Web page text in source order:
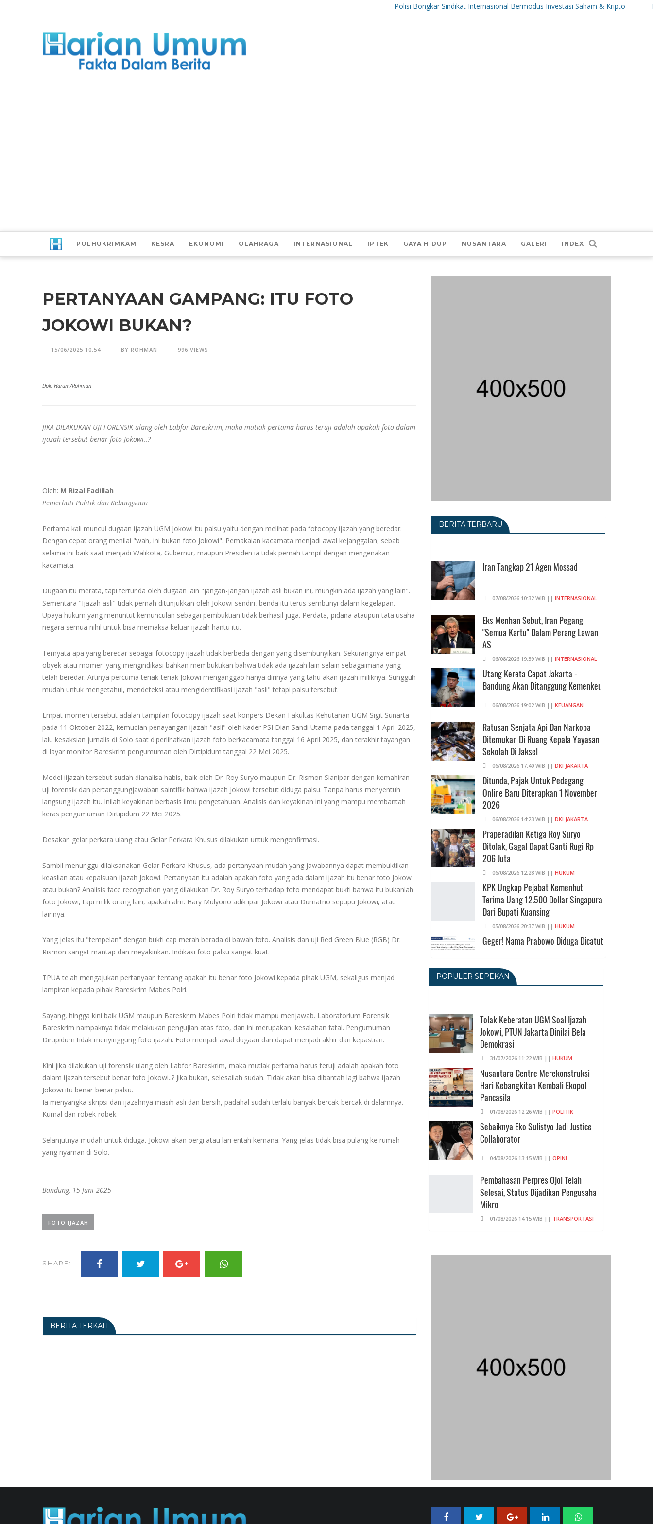
Polisi Bongkar Sindikat Internasional Bermodus Investasi Saham & Kripto
POLHUKRIMKAM KESRA EKONOMI OLAHRAGA INTERNASIONAL IPTEK GAYA HIDUP NUSANTARA GALERI INDEX
PERTANYAAN GAMPANG: ITU FOTO
JOKOWI BUKAN?
15/06/2025 10:54 BY ROHMAN 996 VIEWS
Dok: Harum/Rohman
JIKA DILAKUKAN UJI FORENSIK ulang oleh Labfor Bareskrim, maka mutlak pertama harus teruji adalah apakah foto dalam
ijazah tersebut benar foto Jokowi..?
------------------------
Oleh: M Rizal Fadillah
Pemerhati Politik dan Kebangsaan
Pertama kali muncul dugaan ijazah UGM Jokowi itu palsu yaitu dengan melihat pada fotocopy ijazah yang beredar.
Dengan cepat orang menilai "wah, ini bukan foto Jokowi". Pemakaian kacamata menjadi awal kejanggalan, sebab
selama ini baik saat menjadi Walikota, Gubernur, maupun Presiden ia tidak pernah tampil dengan mengenakan
kacamata.
Dugaan itu merata, tapi tertunda oleh dugaan lain "jangan-jangan ijazah asli bukan ini, mungkin ada ijazah yang lain".
Sementara "Ijazah asli" tidak pernah ditunjukkan oleh Jokowi sendiri, benda itu terus sembunyi dalam kegelapan.
Upaya hukum yang menuntut kemunculan sebagai pembuktian tidak berhasil juga. Perdata, pidana ataupun tata usaha
negara semua nihil untuk bisa memaksa keluar ijazah hantu itu.
Ternyata apa yang beredar sebagai fotocopy ijazah tidak berbeda dengan yang disembunyikan. Sekurangnya empat
obyek atau momen yang mengindikasi bahkan membuktikan bahwa tidak ada ijazah lain selain sebagaimana yang
telah beredar. Artinya percuma teriak-teriak Jokowi menganggap hanya dirinya yang tahu akan ijazah miliknya. Sungguh
mudah untuk mengetahui, mendeteksi atau mengidentifikasi ijazah "asli" tetapi palsu tersebut.
Empat momen tersebut adalah tampilan fotocopy ijazah saat konpers Dekan Fakultas Kehutanan UGM Sigit Sunarta
pada 11 Oktober 2022, kemudian penayangan ijazah "asli" oleh kader PSI Dian Sandi Utama pada tanggal 1 April 2025,
lalu kesaksian jurnalis di Solo saat diperlihatkan ijazah foto berkacamata tanggal 16 April 2025, dan terakhir tayangan
di layar monitor Bareskrim pengumuman oleh Dirtipidum tanggal 22 Mei 2025.
Model iijazah tersebut sudah dianalisa habis, baik oleh Dr. Roy Suryo maupun Dr. Rismon Sianipar dengan kemahiran
uji forensik dan pertanggungjawaban saintifik bahwa ijazah Jokowi tersebut diduga palsu. Tanpa harus menyentuh
langsung ijazah itu. Inilah keyakinan berbasis ilmu pengetahuan. Analisis dan keyakinan ini yang mampu membantah
keras pengumuman Dirtipidum 22 Mei 2025.
Desakan gelar perkara ulang atau Gelar Perkara Khusus dilakukan untuk mengonfirmasi.
Sambil menunggu dilaksanakan Gelar Perkara Khusus, ada pertanyaan mudah yang jawabannya dapat membuktikan
keaslian atau kepalsuan ijazah Jokowi. Pertanyaan itu adalah apakah foto yang ada dalam ijazah itu benar foto Jokowi
atau bukan? Analisis face recognation yang dilakukan Dr. Roy Suryo terhadap foto mendapat bukti bahwa itu bukanlah
foto Jokowi, tapi milik orang lain, apakah alm. Hary Mulyono adik ipar Jokowi atau Dumatno sepupu Jokowi, atau
lainnya.
Yang jelas itu "tempelan" dengan bukti cap merah berada di bawah foto. Analisis dan uji Red Green Blue (RGB) Dr.
Rismon sangat mantap dan meyakinkan. Indikasi foto palsu sangat kuat.
TPUA telah mengajukan pertanyaan tentang apakah itu benar foto Jokowi kepada pihak UGM, sekaligus menjadi
lampiran kepada pihak Bareskrim Mabes Polri.
Sayang, hingga kini baik UGM maupun Bareskrim Mabes Polri tidak mampu menjawab. Laboratorium Forensik
Bareskrim nampaknya tidak melakukan pengujian atas foto, dan ini merupakan kesalahan fatal. Pengumuman
Dirtipidum tidak menyinggung foto ijazah. Foto menjadi awal dugaan dan dapat menjadi akhir dari kepastian.
Kini jika dilakukan uji forensik ulang oleh Labfor Bareskrim, maka mutlak pertama harus teruji adalah apakah foto
dalam ijazah tersebut benar foto Jokowi..? Jika bukan, selesailah sudah. Tidak akan bisa dibantah lagi bahwa ijazah
Jokowi itu benar-benar palsu.
Ia menyangka skripsi dan ijazahnya masih asli dan bersih, padahal sudah terlalu banyak bercak-bercak di dalamnya.
Kumal dan robek-robek.
Selanjutnya mudah untuk diduga, Jokowi akan pergi atau lari entah kemana. Yang jelas tidak bisa pulang ke rumah
yang nyaman di Solo.
Bandung, 15 Juni 2025
FOTO IJAZAH
SHARE:
BERITA TERKAIT
BERITA TERBARU
Iran Tangkap 21 Agen Mossad
07/08/2026 10:32 WIB || INTERNASIONAL
Eks Menhan Sebut, Iran Pegang
"Semua Kartu" Dalam Perang Lawan
AS
06/08/2026 19:39 WIB || INTERNASIONAL
Utang Kereta Cepat Jakarta -
Bandung Akan Ditanggung Kemenkeu
06/08/2026 19:02 WIB || KEUANGAN
Ratusan Senjata Api Dan Narkoba
Ditemukan Di Ruang Kepala Yayasan
Sekolah Di Jaksel
06/08/2026 17:40 WIB || DKI JAKARTA
Ditunda, Pajak Untuk Pedagang
Online Baru Diterapkan 1 November
2026
06/08/2026 14:23 WIB || DKI JAKARTA
Praperadilan Ketiga Roy Suryo
Ditolak, Gagal Dapat Ganti Rugi Rp
206 Juta
06/08/2026 12:28 WIB || HUKUM
KPK Ungkap Pejabat Kemenhut
Terima Uang 12.500 Dollar Singapura
Dari Bupati Kuansing
05/08/2026 20:37 WIB || HUKUM
Geger! Nama Prabowo Diduga Dicatut
Dalam Makalah MBG Untuk Dapat
Nobel Perdamaian
05/08/2026 17:25 WIB ||
Rp15.000
05/08/2026 15:05 WIB ||TRANSPORTASI
BPS Klaim Angka Pengangguran Di
Indonesia Pada Mei 2026 Turun Jadi
7,22 Juta Orang
05/08/2026 13:45 WIB ||TENAGA KERJA
POPULER SEPEKAN
Tolak Keberatan UGM Soal Ijazah
Jokowi, PTUN Jakarta Dinilai Bela
Demokrasi
31/07/2026 11:22 WIB || HUKUM
Nusantara Centre Merekonstruksi
Hari Kebangkitan Kembali Ekopol
Pancasila
01/08/2026 12:26 WIB || POLITIK
Sebaiknya Eko Sulistyo Jadi Justice
Collaborator
04/08/2026 13:15 WIB || OPINI
Pembahasan Perpres Ojol Telah
Selesai, Status Dijadikan Pengusaha
Mikro
01/08/2026 14:15 WIB || TRANSPORTASI
Bulan
SPPG Karangturi
02/08/2026 14:42 WIB || KESEHATAN
31/07/2026 13:23 WIB ||HUKUM
Nasional Nusantara Centre Hasilkan